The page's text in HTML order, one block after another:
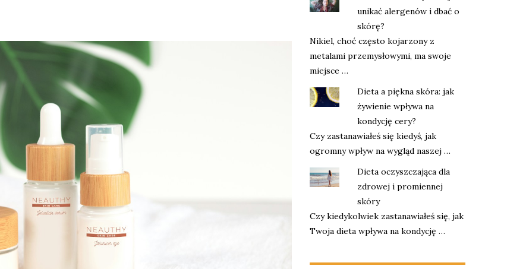
unikać alergenów i dbać o
skórę?
Nikiel, choć często kojarzony z
metalami przemysłowymi, ma swoje
miejsce …
Dieta a piękna skóra: jak
żywienie wpływa na
kondycję cery?
Czy zastanawiałeś się kiedyś, jak
ogromny wpływ na wygląd naszej …
Dieta oczyszczająca dla
zdrowej i promiennej
skóry
Czy kiedykolwiek zastanawiałeś się, jak
Twoja dieta wpływa na kondycję …